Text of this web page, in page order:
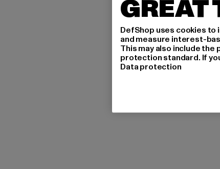
GREAT
DefShop uses cookies to
and measure interest-
This may also include the
protection standard. If
Data protection